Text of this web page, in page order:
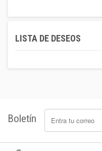
LISTA DE DESEOS
Boletín